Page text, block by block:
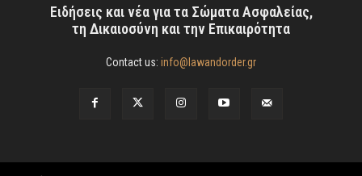
Ειδήσεις και νέα για τα Σώματα Ασφαλείας,
τη Δικαιοσύνη και την Επικαιρότητα
Contact us: info@lawandorder.gr